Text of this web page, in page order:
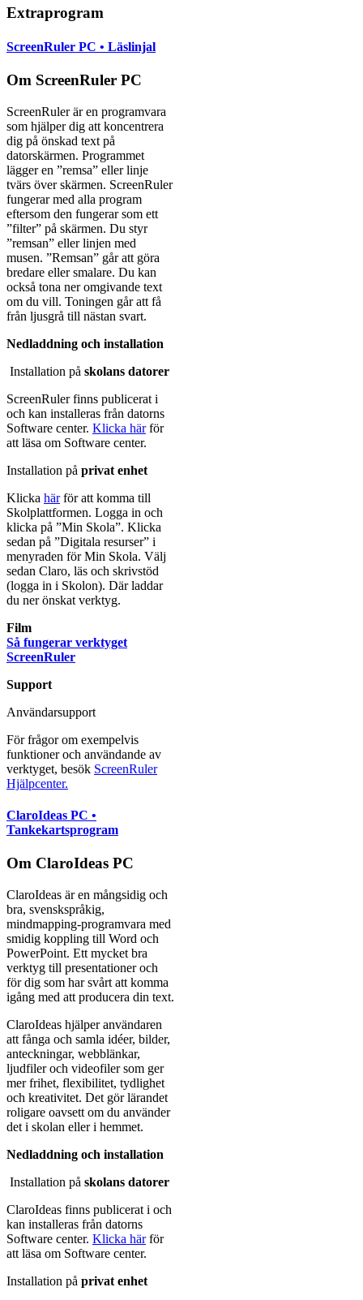
Extraprogram
ScreenRuler PC • Läslinjal
Om ScreenRuler PC
ScreenRuler är en programvara
som hjälper dig att koncentrera
dig på önskad text på
datorskärmen. Programmet
lägger en ”remsa” eller linje
tvärs över skärmen. ScreenRuler
fungerar med alla program
eftersom den fungerar som ett
”filter” på skärmen. Du styr
”remsan” eller linjen med
musen. ”Remsan” går att göra
bredare eller smalare. Du kan
också tona ner omgivande text
om du vill. Toningen går att få
från ljusgrå till nästan svart.
Nedladdning och installation
Installation på skolans datorer
ScreenRuler finns publicerat i
och kan installeras från datorns
Software center. Klicka härför
att läsa om Software center.
Installation på privat enhet
Klicka härför att komma till
Skolplattformen. Logga in och
klicka på ”Min Skola”. Klicka
sedan på ”Digitala resurser” i
menyraden för Min Skola. Välj
sedan Claro, läs och skrivstöd
(logga in i Skolon). Där laddar
du ner önskat verktyg.
Film
Så fungerar verktyget
ScreenRuler
Support
Användarsupport
För frågor om exempelvis
funktioner och användande av
verktyget, besök ScreenRuler
Hjälpcenter.
ClaroIdeas PC •
Tankekartsprogram
Om ClaroIdeas PC
ClaroIdeas är en mångsidig och
bra, svenskspråkig,
mindmapping-programvara med
smidig koppling till Word och
PowerPoint. Ett mycket bra
verktyg till presentationer och
för dig som har svårt att komma
igång med att producera din text.
ClaroIdeas hjälper användaren
att fånga och samla idéer, bilder,
anteckningar, webblänkar,
ljudfiler och videofiler som ger
mer frihet, flexibilitet, tydlighet
och kreativitet. Det gör lärandet
roligare oavsett om du använder
det i skolan eller i hemmet.
Nedladdning och installation
Installation på skolans datorer
ClaroIdeas finns publicerat i och
kan installeras från datorns
Software center. Klicka härför
att läsa om Software center.
Installation på privat enhet